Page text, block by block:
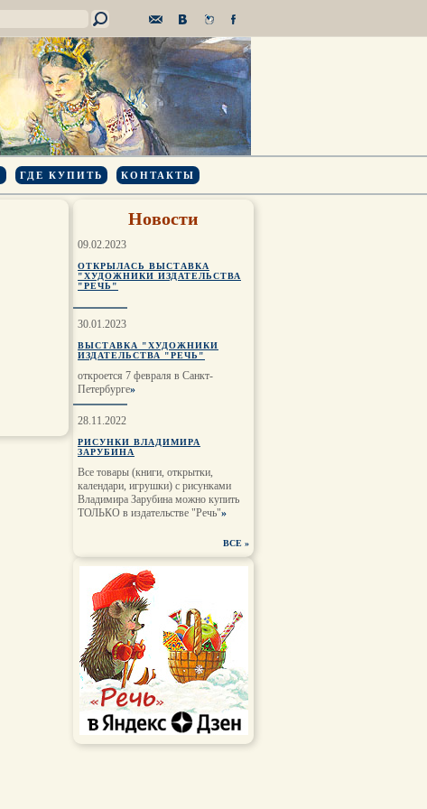
ГДЕ КУПИТЬ КОНТАКТЫ
Новости
09.02.2023
ОТКРЫЛАСЬ ВЫСТАВКА
"ХУДОЖНИКИ ИЗДАТЕЛЬСТВА
"РЕЧЬ"
30.01.2023
ВЫСТАВКА "ХУДОЖНИКИ
ИЗДАТЕЛЬСТВА "РЕЧЬ"
откроется 7 февраля в Санкт-
Петербурге»
28.11.2022
РИСУНКИ ВЛАДИМИРА
ЗАРУБИНА
Все товары (книги, открытки,
календари, игрушки) с рисунками
Владимира Зарубина можно купить
ТОЛЬКО в издательстве "Речь"»
ВСЕ »